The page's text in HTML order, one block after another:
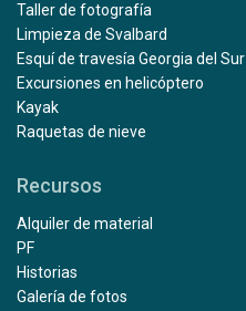
Taller de fotografía
Limpieza de Svalbard
Esquí de travesía Georgia del Sur
Excursiones en helicóptero
Kayak
Raquetas de nieve
Recursos
Alquiler de material
PF
Historias
Galería de fotos